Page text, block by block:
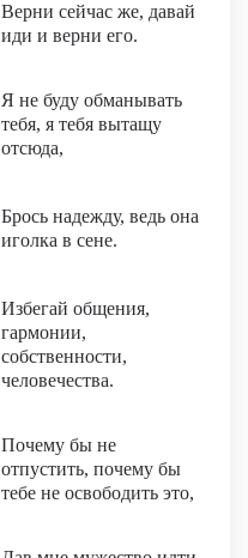
Верни сейчас же, давай
иди и верни его.
Я не буду обманывать
тебя, я тебя вытащу
отсюда,
Брось надежду, ведь она
иголка в сене.
Избегай общения,
гармонии,
собственности,
человечества.
Почему бы не
отпустить, почему бы
тебе не освободить это,